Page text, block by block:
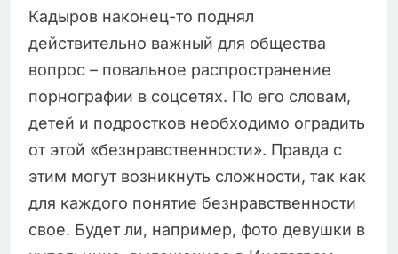
Кадыров наконец-то поднял
действительно важный для общества
вопрос – повальное распространение
порнографии в соцсетях. По его словам,
детей и подростков необходимо оградить
от этой «безнравственности». Правда с
этим могут возникнуть сложности, так как
для каждого понятие безнравственности
свое. Будет ли, например, фото девушки в